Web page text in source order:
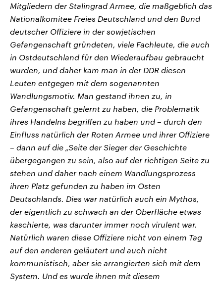
Mitgliedern der Stalingrad Armee, die maßgeblich das
Nationalkomitee Freies Deutschland und den Bund
deutscher Offiziere in der sowjetischen
Gefangenschaft gründeten, viele Fachleute, die auch
in Ostdeutschland für den Wiederaufbau gebraucht
wurden, und daher kam man in der DDR diesen
Leuten entgegen mit dem sogenannten
Wandlungsmotiv. Man gestand ihnen zu, in
Gefangenschaft gelernt zu haben, die Problematik
ihres Handelns begriffen zu haben und – durch den
Einfluss natürlich der Roten Armee und ihrer Offiziere
– dann auf die „Seite der Sieger der Geschichte
übergegangen zu sein, also auf der richtigen Seite zu
stehen und daher nach einem Wandlungsprozess
ihren Platz gefunden zu haben im Osten
Deutschlands. Dies war natürlich auch ein Mythos,
der eigentlich zu schwach an der Oberfläche etwas
kaschierte, was darunter immer noch virulent war.
Natürlich waren diese Offiziere nicht von einem Tag
auf den anderen geläutert und auch nicht
kommunistisch, aber sie arrangierten sich mit dem
System. Und es wurde ihnen mit diesem